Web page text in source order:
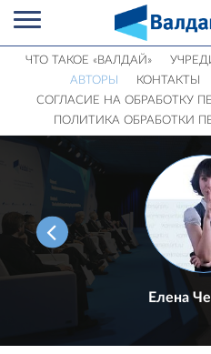
ЧТО ТАКОЕ «ВАЛДАЙ»
АВТОРЫ
КОНТАКТЫ
СОГЛАСИЕ НА ОБРАБОТКУ
ПОЛИТИКА ОБРАБОТКИ
Елена